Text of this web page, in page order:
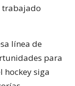
trabajado
línea de
para
hockey siga